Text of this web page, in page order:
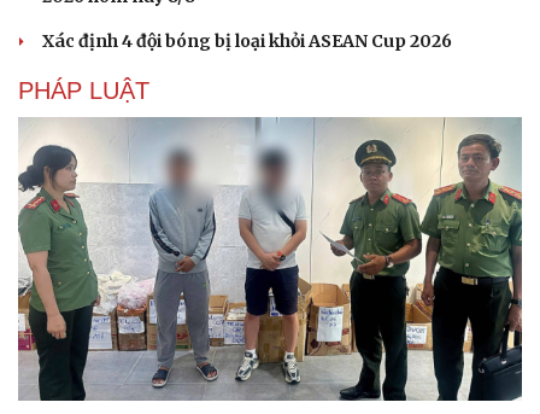
Xác định 4 đội bóng bị loại khỏi ASEAN Cup 2026
PHÁP LUẬT